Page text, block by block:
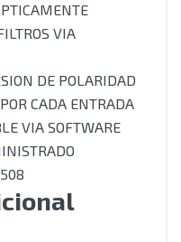
VIA
DE POLARIDAD
CADA ENTRADA
VIA SOFTWARE